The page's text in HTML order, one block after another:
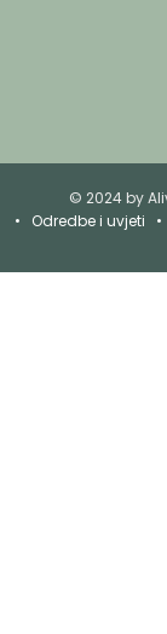
© 2024 by
• Odredbe i uvjeti •